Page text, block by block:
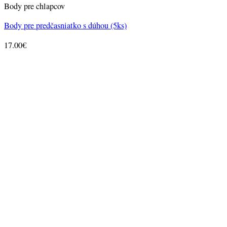
Body pre chlapcov
Body pre predčasniatko s dúhou (5ks)
17.00€